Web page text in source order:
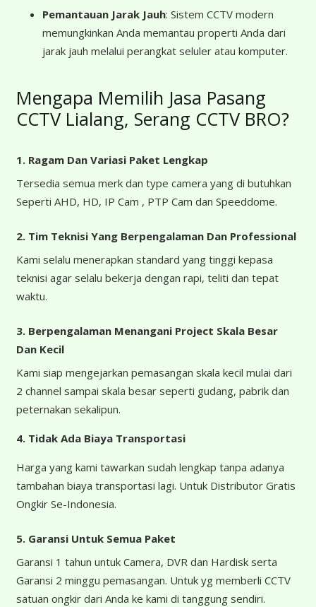
Pemantauan Jarak Jauh: Sistem CCTV modern
memungkinkan Anda memantau properti Anda dari
jarak jauh melalui perangkat seluler atau komputer.
Mengapa Memilih Jasa Pasang
CCTV Lialang, Serang CCTV BRO?
1. Ragam Dan Variasi Paket Lengkap
Tersedia semua merk dan type camera yang di butuhkan
Seperti AHD, HD, IP Cam , PTP Cam dan Speeddome.
2. Tim Teknisi Yang Berpengalaman Dan Professional
Kami selalu menerapkan standard yang tinggi kepasa
teknisi agar selalu bekerja dengan rapi, teliti dan tepat
waktu.
3. Berpengalaman Menangani Project Skala Besar
Dan Kecil
Kami siap mengejarkan pemasangan skala kecil mulai dari
2 channel sampai skala besar seperti gudang, pabrik dan
peternakan sekalipun.
4. Tidak Ada Biaya Transportasi
Harga yang kami tawarkan sudah lengkap tanpa adanya
tambahan biaya transportasi lagi. Untuk Distributor Gratis
Ongkir Se-Indonesia.
5. Garansi Untuk Semua Paket
Garansi 1 tahun untuk Camera, DVR dan Hardisk serta
Garansi 2 minggu pemasangan. Untuk yg memberli CCTV
satuan ongkir dari Anda ke kami di tanggung sendiri.